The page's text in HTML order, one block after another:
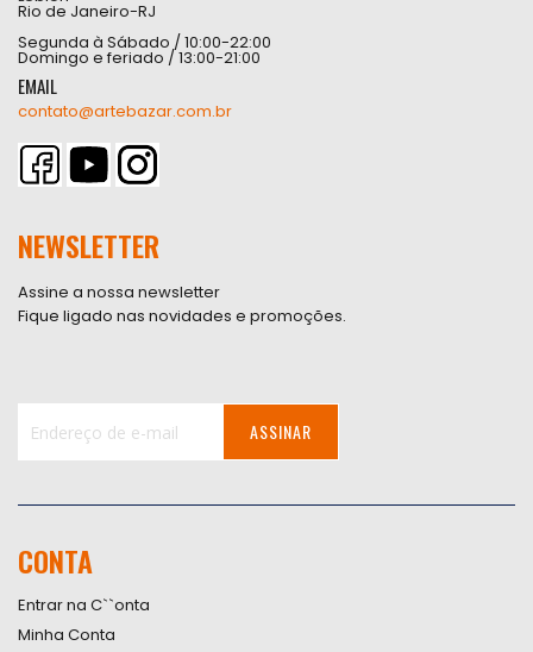
Rio de Janeiro-RJ
Segunda à Sábado / 10:00-22:00
Domingo e feriado / 13:00-21:00
EMAIL
contato@artebazar.com.br
NEWSLETTER
Assine a nossa newsletter
Fique ligado nas novidades e promoções.
Newsletter:
ASSINAR
CONTA
Entrar na C``onta
Minha Conta